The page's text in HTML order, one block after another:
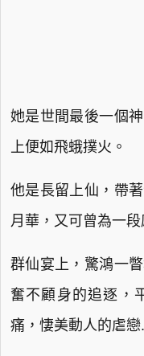
她是世間最後一個
上便如飛蛾撲火。
他是長留上仙，帶
月華，又可曾為一段
群仙宴上，驚鴻一
奮不顧身的追逐，
痛，悽美動人的虐戀